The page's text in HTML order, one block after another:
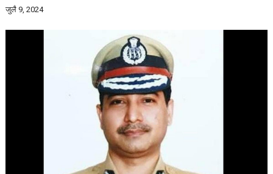
जुलै 9, 2024